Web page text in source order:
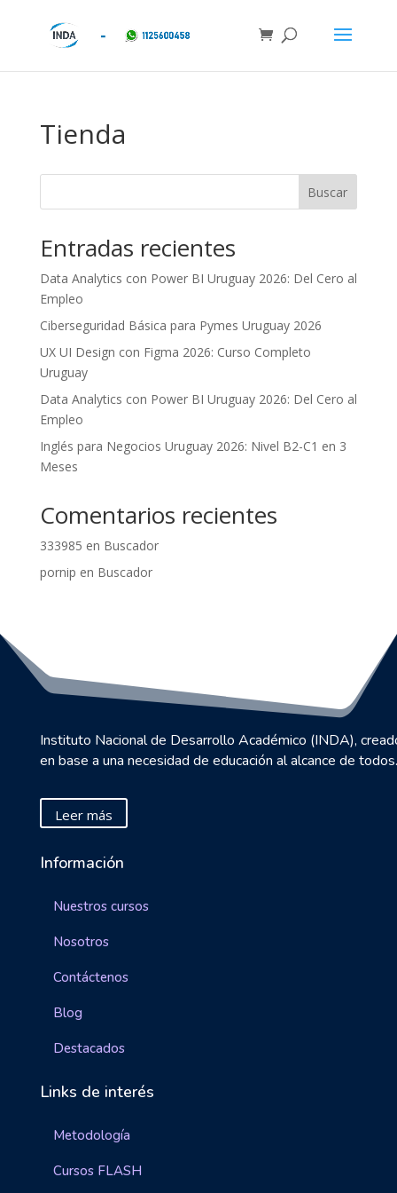
Tienda
Buscar
Entradas recientes
Data Analytics con Power BI Uruguay 2026: Del Cero al
Empleo
Ciberseguridad Básica para Pymes Uruguay 2026
UX UI Design con Figma 2026: Curso Completo
Uruguay
Data Analytics con Power BI Uruguay 2026: Del Cero al
Empleo
Inglés para Negocios Uruguay 2026: Nivel B2-C1 en 3
Meses
Comentarios recientes
333985 en Buscador
pornip en Buscador
Instituto Nacional de Desarrollo Académico (INDA),
en base a una necesidad de educación al alcance de todos.
Leer más
Información
Nuestros cursos
Nosotros
Contáctenos
Blog
Destacados
Links de interés
Metodología
Cursos FLASH